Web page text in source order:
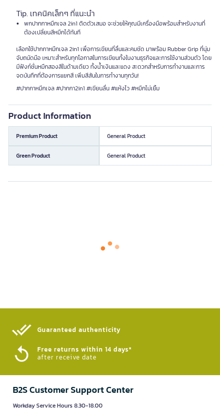
Tip. เทคนิคเล็กๆ ที่แนะนำ
พกปากกาหมึกเจล 2in1 ติดตัวเสมอ จะช่วยให้คุณมีเครื่องมือพร้อมสำหรับงานที่
ต้องเปลี่ยนสีหมึกได้ทันที
เลือกใช้ปากกาหมึกเจล 2in1 เพื่อการเขียนที่ลื่นและคมชัด มาพร้อม Rubber Grip ที่นุ่ม
จับถนัดมือ เหมาะสำหรับทุกโอกาสในการเขียนทั้งในงานธุรกิจและการใช้งานส่วนตัว โดย
มีฟังก์ชั่นหมึกสองสีในด้ามเดียว ทั้งน้ำเงินและแดง สะดวกสำหรับการทำงานและการ
จดบันทึกที่ต้องการแยกสี เพิ่มสีสันในการทำงานทุกวัน!
#ปากกาหมึกเจล #ปากกา2in1 #เขียนลื่น #แห้งไว #หมึกไม่เยิ้ม
Product Information
Premium Product General Product
Green Product General Product
Guaranteed authenticity​
Free returns within 14 days*
after receive date
B2S Customer Support Center
Workday Service Hours 8.30-18.00